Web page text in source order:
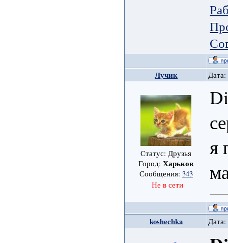
Лучик
Статус: Друзья
Город:Харьков
Сообщения: 343
Не в сети
я
koshechka